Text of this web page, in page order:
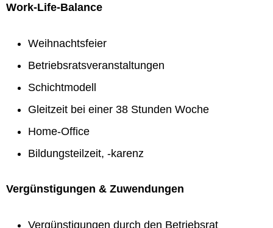
Work-Life-Balance
Weihnachtsfeier
Betriebsratsveranstaltungen
Schichtmodell
Gleitzeit bei einer 38 Stunden Woche
Home-Office
Bildungsteilzeit, -karenz
Vergünstigungen & Zuwendungen
Vergünstigungen durch den Betriebsrat